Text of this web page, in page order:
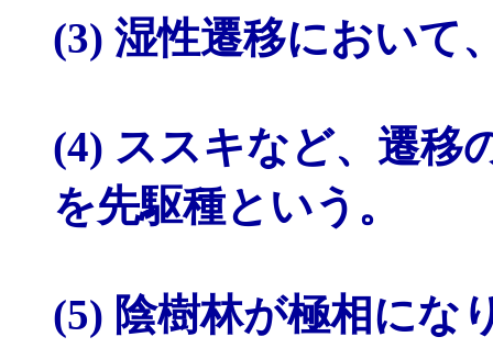
(3) 湿性遷移において
(4) ススキなど、遷移
を先駆種という。
(5) 陰樹林が極相にな